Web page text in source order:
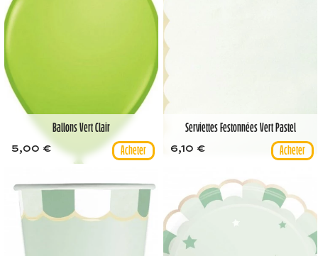
Ballons Vert Clair
5,00 €
Serviettes Festonnées Vert Pastel
6,10 €